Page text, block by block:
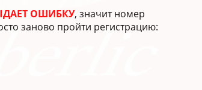
ОШИБКУ, значит номер
заново пройти регистрацию: